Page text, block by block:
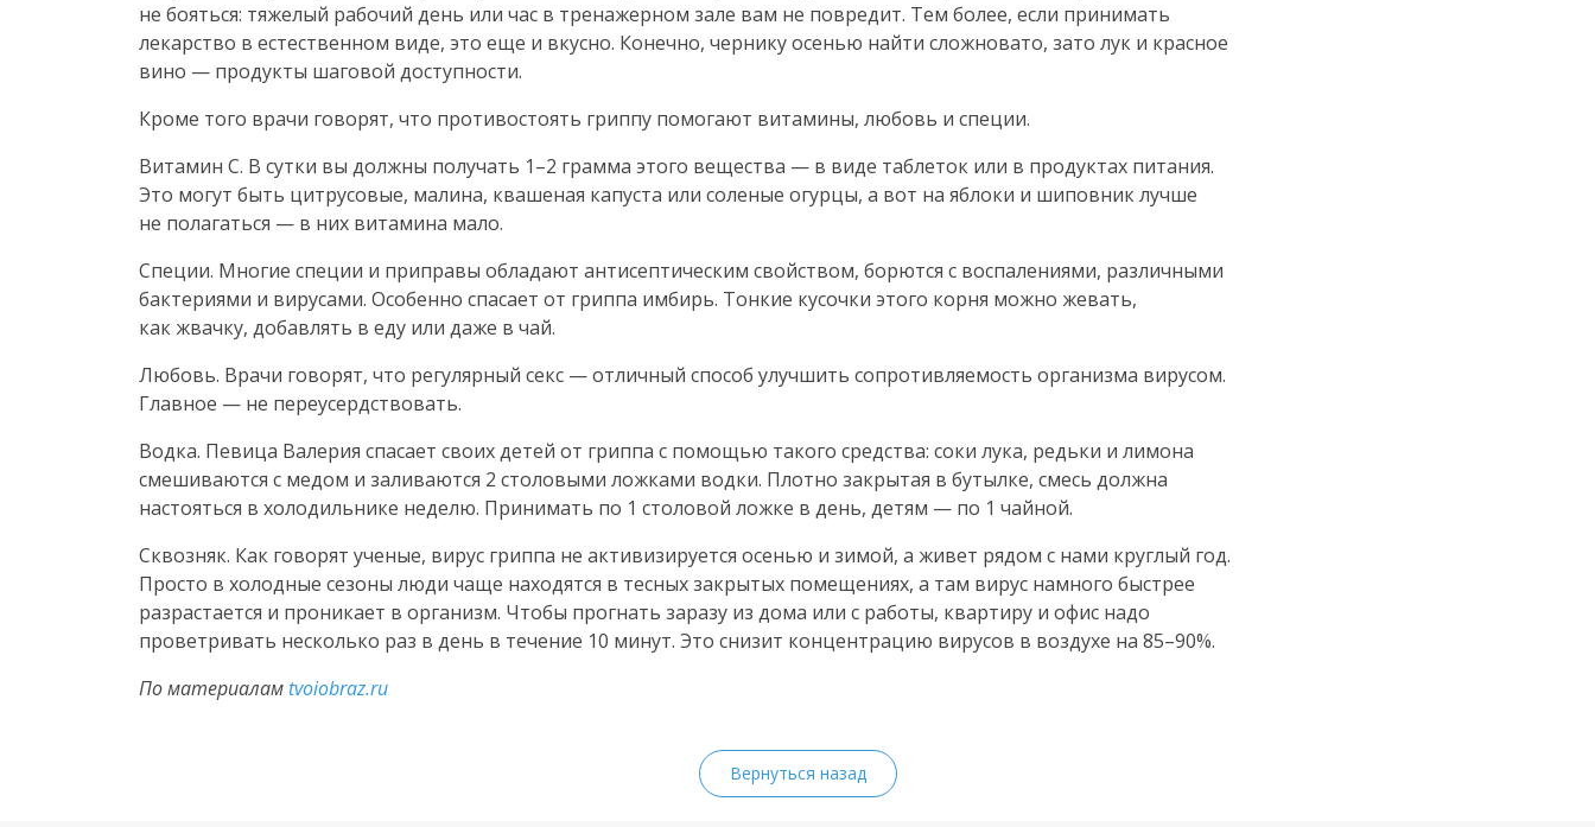
не бояться: тяжелый рабочий день или час в тренажерном зале вам не повредит. Тем более, если принимать
лекарство в естественном виде, это еще и вкусно. Конечно, чернику осенью найти сложновато, зато лук и красное
вино — продукты шаговой доступности.
Кроме того врачи говорят, что противостоять гриппу помогают витамины, любовь и специи.
Витамин С. В сутки вы должны получать 1–2 грамма этого вещества — в виде таблеток или в продуктах питания.
Это могут быть цитрусовые, малина, квашеная капуста или соленые огурцы, а вот на яблоки и шиповник лучше
не полагаться — в них витамина мало.
Специи. Многие специи и приправы обладают антисептическим свойством, борются с воспалениями, различными
бактериями и вирусами. Особенно спасает от гриппа имбирь. Тонкие кусочки этого корня можно жевать,
как жвачку, добавлять в еду или даже в чай.
Любовь. Врачи говорят, что регулярный секс — отличный способ улучшить сопротивляемость организма вирусом.
Главное — не переусердствовать.
Водка. Певица Валерия спасает своих детей от гриппа с помощью такого средства: соки лука, редьки и лимона
смешиваются с медом и заливаются 2 столовыми ложками водки. Плотно закрытая в бутылке, смесь должна
настояться в холодильнике неделю. Принимать по 1 столовой ложке в день, детям — по 1 чайной.
Сквозняк. Как говорят ученые, вирус гриппа не активизируется осенью и зимой, а живет рядом с нами круглый год.
Просто в холодные сезоны люди чаще находятся в тесных закрытых помещениях, а там вирус намного быстрее
разрастается и проникает в организм. Чтобы прогнать заразу из дома или с работы, квартиру и офис надо
проветривать несколько раз в день в течение 10 минут. Это снизит концентрацию вирусов в воздухе на 85–90%.
По материалам tvoiobraz.ru
Вернуться назад